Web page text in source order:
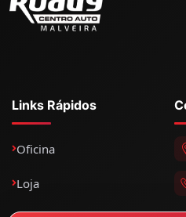
Links Rápidos
Oficina
Loja